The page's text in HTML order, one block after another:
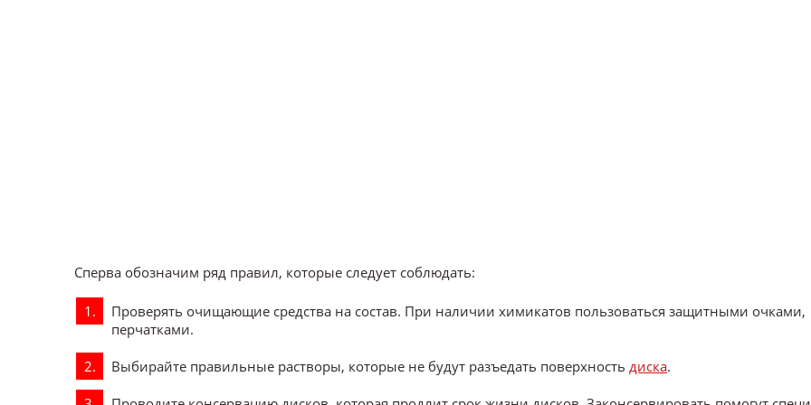
Сперва обозначим ряд правил, которые следует соблюдать:
Проверять очищающие средства на состав. При наличии химикатов пользоваться защитными очками,
перчатками.
Выбирайте правильные растворы, которые не будут разъедать поверхность диска.